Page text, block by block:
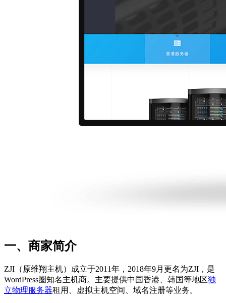
一、商家简介
ZJI（原维翔主机）成立于2011年，2018年9月更名为ZJI，是
WordPress圈知名主机商。主要提供中国香港、韩国等地区独
立物理服务器租用、虚拟主机空间、域名注册等业务。